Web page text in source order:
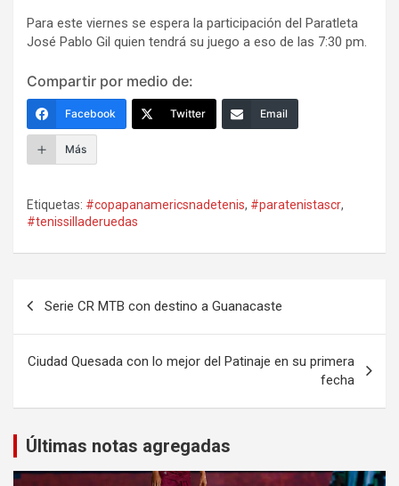
Para este viernes se espera la participación del Paratleta
José Pablo Gil quien tendrá su juego a eso de las 7:30 pm.
Compartir por medio de:
Facebook Twitter Email
Más
Etiquetas: #copapanamericsnadetenis, #paratenistascr,
#tenissilladeruedas
Serie CR MTB con destino a Guanacaste
Ciudad Quesada con lo mejor del Patinaje en su primera
fecha
Últimas notas agregadas